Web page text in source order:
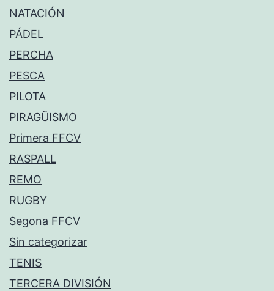
NATACIÓN
PÁDEL
PERCHA
PESCA
PILOTA
PIRAGÜISMO
Primera FFCV
RASPALL
REMO
RUGBY
Segona FFCV
Sin categorizar
TENIS
TERCERA DIVISIÓN